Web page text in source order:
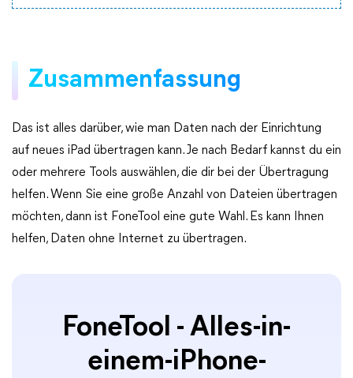
Zusammenfassung
Das ist alles darüber, wie man Daten nach der Einrichtung
auf neues iPad übertragen kann. Je nach Bedarf kannst du ein
oder mehrere Tools auswählen, die dir bei der Übertragung
helfen. Wenn Sie eine große Anzahl von Dateien übertragen
möchten, dann ist FoneTool eine gute Wahl. Es kann Ihnen
helfen, Daten ohne Internet zu übertragen.
FoneTool - Alles-in-
einem-iPhone-